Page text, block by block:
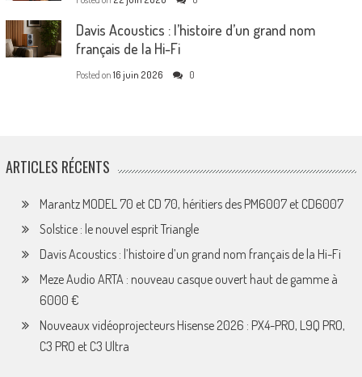
Davis Acoustics : l’histoire d’un grand nom
français de la Hi-Fi
Posted on 16 juin 2026 0
ARTICLES RÉCENTS
Marantz MODEL 70 et CD 70, héritiers des PM6007 et CD6007
Solstice : le nouvel esprit Triangle
Davis Acoustics : l’histoire d’un grand nom français de la Hi-Fi
Meze Audio ARTA : nouveau casque ouvert haut de gamme à
6000 €
Nouveaux vidéoprojecteurs Hisense 2026 : PX4-PRO, L9Q PRO,
C3 PRO et C3 Ultra